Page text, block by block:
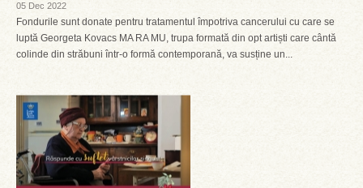
05 Dec 2022
Fondurile sunt donate pentru tratamentul împotriva cancerului cu care se
luptă Georgeta Kovacs MA RA MU, trupa formată din opt artiști care cântă
colinde din străbuni într-o formă contemporană, va susține un...